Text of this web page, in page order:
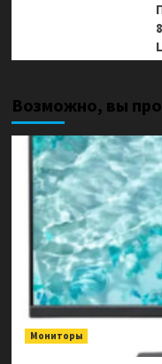
Возможно, вы
Мониторы